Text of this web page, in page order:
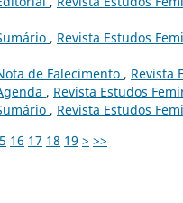
, Revista Estudos
de Falecimento , Revista
, Revista Estudos
, Revista Estudos
16 17 18 19 > >>